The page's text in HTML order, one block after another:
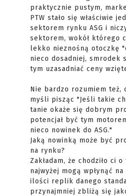
praktycznie pustym,
PTW stało się właściwie
sektorem rynku ASG i
sektorem, wokół którego
lekko nieznośną otoczkę
nieco dosadniej, smrodek
tym uzasadniać ceny
Nie bardzo rozumiem też,
myśli pisząc "Jeśli takie
tanie okaże się dobrym
potencjał być tym
nieco nowinek do ASG."
Jaką nowinką może być
na rynku?
Zakładam, że chodziło ci
najwyżej mogą wpłynąć
ilości replik danego
przynajmniej zbliżą się